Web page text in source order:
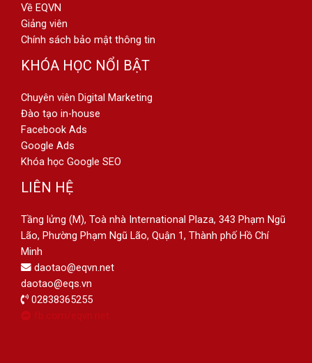
Về EQVN
Giảng viên
Chính sách bảo mật thông tin
KHÓA HỌC NỔI BẬT
Chuyên viên Digital Marketing
Đào tạo in-house
Facebook Ads
Google Ads
Khóa học Google SEO
LIÊN HỆ
Tầng lửng (M), Toà nhà International Plaza, 343 Phạm Ngũ
Lão, Phường Phạm Ngũ Lão, Quận 1, Thành phố Hồ Chí
Minh
daotao@eqvn.net
daotao@eqs.vn
02838365255
fb.com/eqvn.net